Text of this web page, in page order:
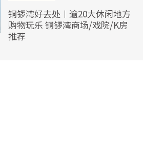
铜锣湾好去处︱逾20大休闲地方
购物玩乐 铜锣湾商场/戏院/K房
推荐